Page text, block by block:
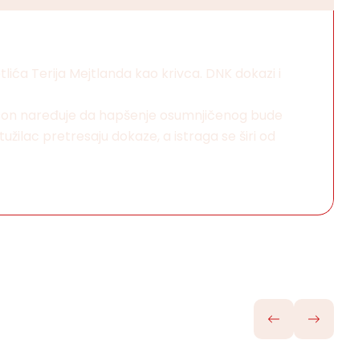
Terija Mejtlanda kao krivca. DNK dokazi i
naređuje da hapšenje osumnjičenog bude
pretresaju dokaze, a istraga se širi od